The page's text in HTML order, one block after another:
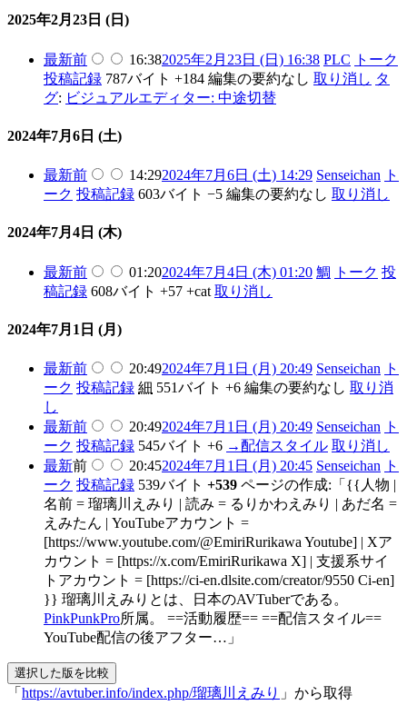
2025年2月23日 (日)
最新前 16:382025年2月23日 (日) 16:38 PLC
トーク
投稿記録 787バイト +184 編集の要約なし 取り消し タ
グ: ビジュアルエディター: 中途切替
2024年7月6日 (土)
最新前 14:292024年7月6日 (土) 14:29 Senseichan
ト
ーク 投稿記録 603バイト −5 編集の要約なし 取り消し
2024年7月4日 (木)
最新前 01:202024年7月4日 (木) 01:20 鯛 トーク 投
稿記録 608バイト +57 +cat 取り消し
2024年7月1日 (月)
最新前 20:492024年7月1日 (月) 20:49 Senseichan
ト
ーク 投稿記録 細 551バイト +6 編集の要約なし 取り消
し
最新前 20:492024年7月1日 (月) 20:49 Senseichan
ト
ーク 投稿記録 545バイト +6 →配信スタイル 取り消し
最新前 20:452024年7月1日 (月) 20:45 Senseichan
ト
ーク 投稿記録 539バイト +539 ページの作成:「{{人物 |
名前 = 瑠璃川えみり | 読み = るりかわえみり | あだ名 =
えみたん | YouTubeアカウント =
[https://www.youtube.com/@EmiriRurikawa Youtube] | Xア
カウント = [https://x.com/EmiriRurikawa X] | 支援系サイ
トアカウント = [https://ci-en.dlsite.com/creator/9550 Ci-en]
}} 瑠璃川えみりとは、日本のAVTuberである。
PinkPunkPro所属。 ==活動履歴== ==配信スタイル==
YouTube配信の後アフター…」
「 https://avtuber.info/index.php/瑠璃川えみり 」から取得